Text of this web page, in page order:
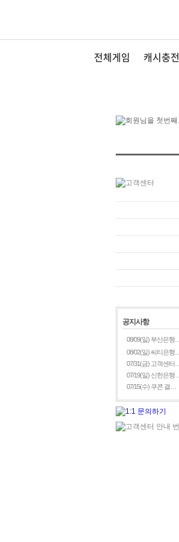
전체게임 캐시충전
공지사항
08/09(일) 부산은행…
08/02(일) 씨티은행…
07/31(금) 고객센터…
07/19(일) 신한은행…
07/15(수) 쿠콘 결…